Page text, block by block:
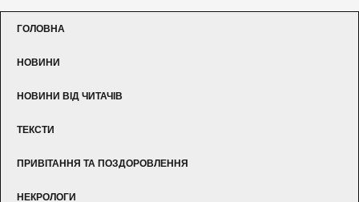
ГОЛОВНА
НОВИНИ
НОВИНИ ВІД ЧИТАЧІВ
ТЕКСТИ
ПРИВІТАННЯ ТА ПОЗДОРОВЛЕННЯ
НЕКРОЛОГИ